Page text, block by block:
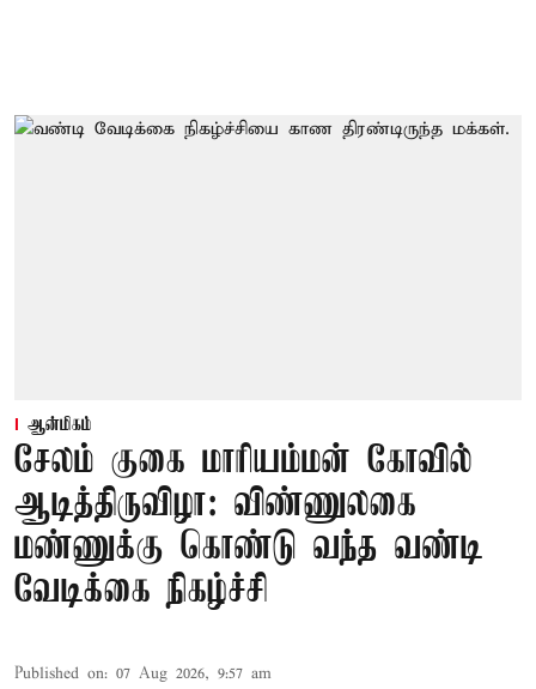
ஆன்மிகம்
சேலம் குகை மாரியம்மன் கோவில்
ஆடித்திருவிழா: விண்ணுலகை
மண்ணுக்கு கொண்டு வந்த வண்டி
வேடிக்கை நிகழ்ச்சி
Published on: 07 Aug 2026, 9:57 am